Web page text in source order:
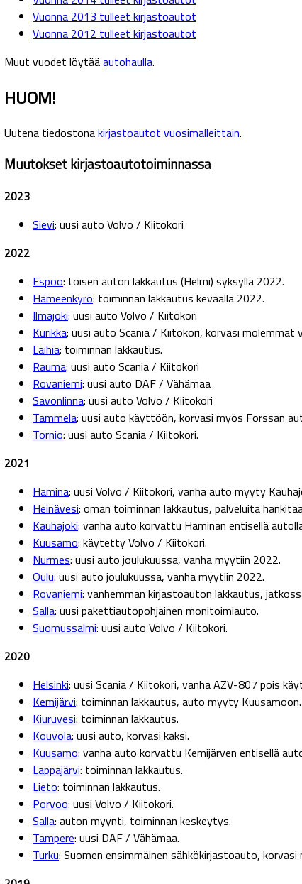
Vuonna 2013 tulleet kirjastoautot
Vuonna 2012 tulleet kirjastoautot
Muut vuodet löytääautohaulla.
HUOM!
Uutena tiedostonakirjastoautot vuosimalleittain.
Muutokset kirjastoautotoiminnassa
2023
Sievi: uusi auto Volvo / Kiitokori
2022
Espoo: toisen auton lakkautus (Helmi) syksyllä 2022.
Hämeenkyrö: toiminnan lakkautus keväällä 2022.
Ilmajoki: uusi auto Volvo / Kiitokori
Kurikka: uusi auto Scania / Kiitokori, korvasi molemmat
Laihia: toiminnan lakkautus.
Rauma: uusi auto Scania / Kiitokori
Rovaniemi: uusi auto DAF / Vähämaa
Savonlinna: uusi auto Volvo / Kiitokori
Tammela: uusi auto käyttöön, korvasi myös Forssan
Tornio: uusi auto Scania / Kiitokori.
2021
Hamina: uusi Volvo / Kiitokori, vanha auto myyty
Heinävesi: oman toiminnan lakkautus, palveluita
Kauhajoki: vanha auto korvattu Haminan entisellä
Kuusamo: käytetty Volvo / Kiitokori.
Nurmes: uusi auto joulukuussa, vanha myytiin 2022.
Oulu: uusi auto joulukuussa, vanha myytiin 2022.
Rovaniemi: vanhemman kirjastoauton lakkautus,
Salla: uusi pakettiautopohjainen monitoimiauto.
Suomussalmi: uusi auto Volvo / Kiitokori.
2020
Helsinki: uusi Scania / Kiitokori, vanha AZV-807 pois
Kemijärvi: toiminnan lakkautus, auto myyty Kuusamoon.
Kiuruvesi: toiminnan lakkautus.
Kouvola: uusi auto, korvasi kaksi.
Kuusamo: vanha auto korvattu Kemijärven entisellä
Lappajärvi: toiminnan lakkautus.
Lieto: toiminnan lakkautus.
Porvoo: uusi Volvo / Kiitokori.
Salla: auton myynti, toiminnan keskeytys.
Tampere: uusi DAF / Vähämaa.
Turku: Suomen ensimmäinen sähkökirjastoauto,